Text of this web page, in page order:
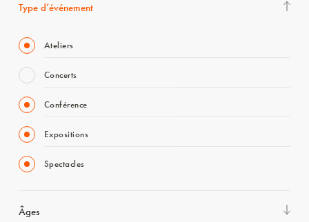
Type d’événement
Ateliers
Concerts
Conférence
Expositions
Spectacles
Âges